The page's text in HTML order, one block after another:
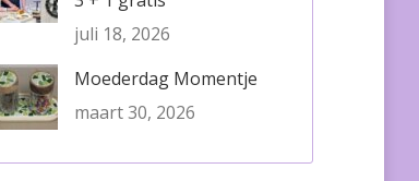
juli 18, 2026
Moederdag Momentje
maart 30, 2026